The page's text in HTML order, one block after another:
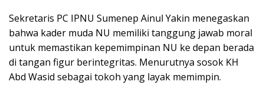
Sekretaris PC IPNU Sumenep Ainul Yakin menegaskan
bahwa kader muda NU memiliki tanggung jawab moral
untuk memastikan kepemimpinan NU ke depan berada
di tangan figur berintegritas. Menurutnya sosok KH
Abd Wasid sebagai tokoh yang layak memimpin.